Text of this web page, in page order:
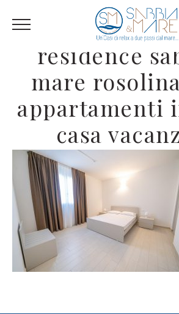
residence
mare
appartamenti
casa
Inglese) Deutsch (